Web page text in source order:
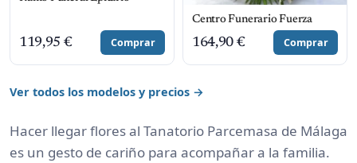
119,95 € Comprar
Centro Funerario Fuerza
164,90 € Comprar
Ver todos los modelos y precios →
Hacer llegar flores al Tanatorio Parcemasa de Málaga
es un gesto de cariño para acompañar a la familia.